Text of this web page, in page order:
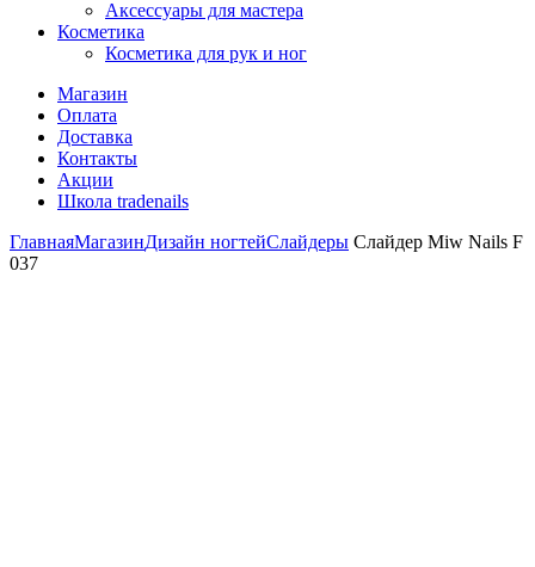
Аксессуары для мастера
Косметика
Косметика для рук и ног
Магазин
Оплата
Доставка
Контакты
Акции
Школа tradenails
ГлавнаяМагазинДизайн ногтейСлайдеры Слайдер Miw Nails F
037